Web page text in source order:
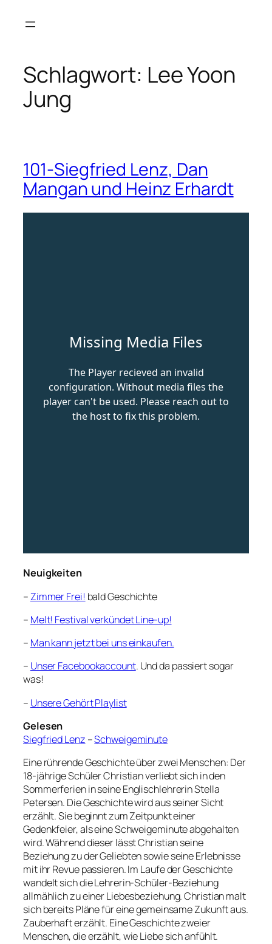
Inhalt
Schlagwort: Lee Yoon
Jung
101-Siegfried Lenz, Dan
Mangan und Heinz Erhardt
Neuigkeiten
– Zimmer Frei! bald Geschichte
– Melt! Festival verkündet Line-up!
– Man kann jetzt bei uns einkaufen.
– Unser Facebookaccount. Und da passiert sogar
was!
– Unsere Gehört Playlist
Gelesen
Siegfried Lenz –Schweigeminute
Eine rührende Geschichte über zwei Menschen: Der
18-jährige Schüler Christian verliebt sich in den
Sommerferien in seine Englischlehrerin Stella
Petersen. Die Geschichte wird aus seiner Sicht
erzählt. Sie beginnt zum Zeitpunkt einer
Gedenkfeier, als eine Schweigeminute abgehalten
wird. Während dieser lässt Christian seine
Beziehung zu der Geliebten sowie seine Erlebnisse
mit ihr Revue passieren. Im Laufe der Geschichte
wandelt sich die Lehrerin-Schüler-Beziehung
allmählich zu einer Liebesbeziehung. Christian malt
sich bereits Pläne für eine gemeinsame Zukunft aus.
Zauberhaft erzählt. Eine Geschichte zweier
Menschen, die erzählt, wie Liebe sich anfühlt.